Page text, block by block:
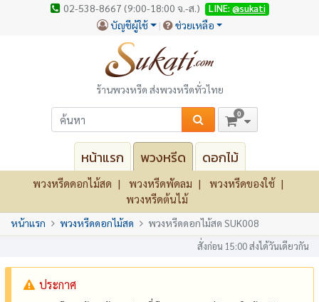
02-538-8667 (9:00-18:00 จ.-ส.) LINE: @sukati
บัญชีผู้ใช้ ช่วยเหลือ
ร้านพวงหรีด ส่งพวงหรีดทั่วไทย
0
หน้าแรก พวงหรีด ดอกไม้
พวงหรีดดอกไม้สด พวงหรีดพัดลม
พวงหรีดของใช้
พวงหรีดต้นไม้
หน้าแรก พวงหรีดดอกไม้สด พวงหรีดดอกไม้สด SUK008
สั่งก่อน 15:00 ส่งได้วันเดียวกัน
ประกาศ